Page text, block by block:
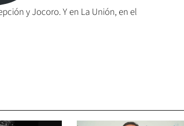
y Jocoro. Y en La Unión, en el